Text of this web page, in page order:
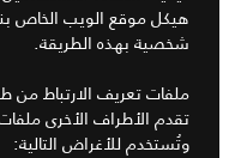
هيكل موقع الويب الخاص
شخصية بهذه الطريقة.
ملفات تعريف الارتباط من
تقدم الأطراف الأخرى
وتُستخدم للأغراض التالية: